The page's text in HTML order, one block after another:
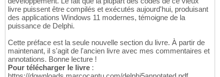
livre puissent être compilés et exécutés aujourd'hui, produisant
des applications Windows 11 modernes, témoigne de la
puissance de Delphi.
Cette préface est la seule nouvelle section du livre. À partir de
maintenant, il s'agit de l'ancien livre avec mes commentaires et
annotations. Bonne lecture !
Pour télécharger le livre :